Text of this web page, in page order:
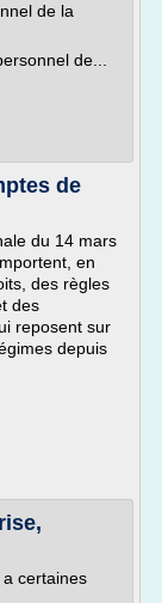
de la
de...
de
du 14 mars
en
des règles
des
reposent sur
depuis
certaines